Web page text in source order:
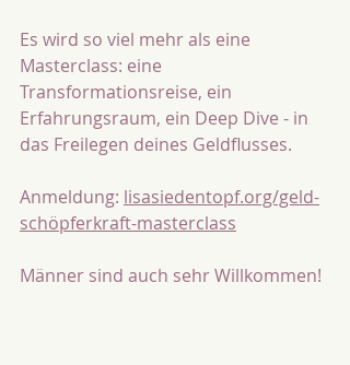
Es wird so viel mehr als eine
Masterclass: eine
Transformationsreise, ein
Erfahrungsraum, ein Deep Dive - in
das Freilegen deines Geldflusses.
Anmeldung: lisasiedentopf.org/geld-
schöpferkraft-masterclass
Männer sind auch sehr Willkommen!